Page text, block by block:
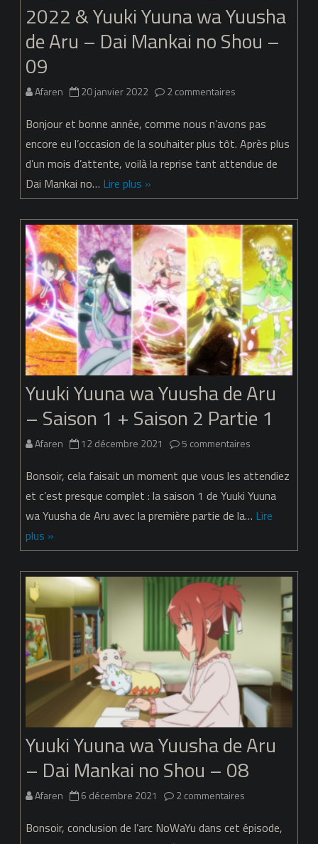
–
10
2022 & Yuuki Yuuna wa Yuusha
de Aru – Dai Mankai no Shou –
09
Afaren 20 janvier 2022 2 commentaires
&
Yuuki
wa
Yuusha
de
Aru
–
Dai
Mankai
no
Shou
–
Bonjour et bonne année, comme nous n’avons pas
encore eu l’occasion de la souhaiter plus tôt. Après plus
d’un mois d’attente, voilà la reprise tant attendue de
Dai Mankai no… Lire plus »
Yuuki Yuuna wa Yuusha de Aru
– Saison 1 + Saison 2 Partie 1
Afaren 12 décembre 2021 5 commentaires
Yuuna
wa
de
–
1
+
Saison
2
Bonsoir, cela faisait un moment que vous les attendiez
et c’est presque complet : la saison 1 de Yuuki Yuuna
wa Yuusha de Aru avec la première partie de la… Lire
plus »
Yuuki Yuuna wa Yuusha de Aru
– Dai Mankai no Shou – 08
Afaren 6 décembre 2021 2 commentaires
Bonsoir, conclusion de l’arc NoWaYu dans cet épisode,